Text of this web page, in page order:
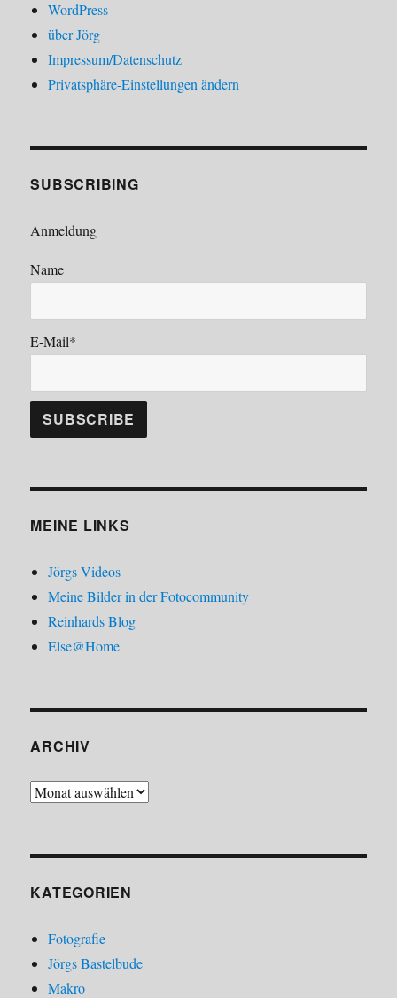
WordPress
über Jörg
Impressum/Datenschutz
Privatsphäre-Einstellungen ändern
SUBSCRIBING
Anmeldung
Name
E-Mail*
MEINE LINKS
Jörgs Videos
Meine Bilder in der Fotocommunity
Reinhards Blog
Else@Home
ARCHIV
Archiv
KATEGORIEN
Fotografie
Jörgs Bastelbude
Makro